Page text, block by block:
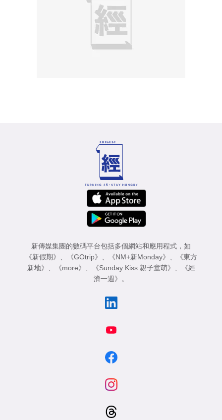
新傳媒集團的數碼平台包括多個網站和應用程式，如
《新假期》 、 《GOtrip》 、 《NM+新Monday》 、
《東方
新地》 、 《more》 、 《Sunday Kiss 親子童萌》 、
《經
濟一週》 。